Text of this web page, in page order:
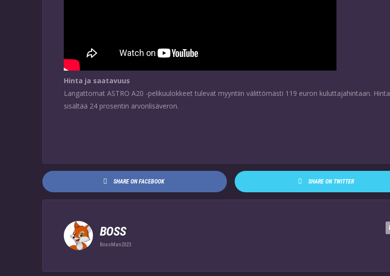
Hinta ja saatavuus
Langattomat ASTRO A20 -pelikuulokkeet tulevat myyntiin välittömästi 119 euron kuluttajahintaan. Hinta
sisältää 24 prosentin arvonlisäveron.
SHARE ON FACEBOOK SHARE ON TWITTER
BOSS
BossMan2023